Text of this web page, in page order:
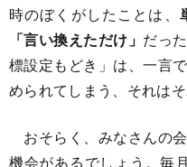
時のぼくがしたことは、
「言い換えただけ」 だっ
標設定もどき」は、一言
められてしまう、それは
おそらく、みなさんの
機会があるでしょう。毎